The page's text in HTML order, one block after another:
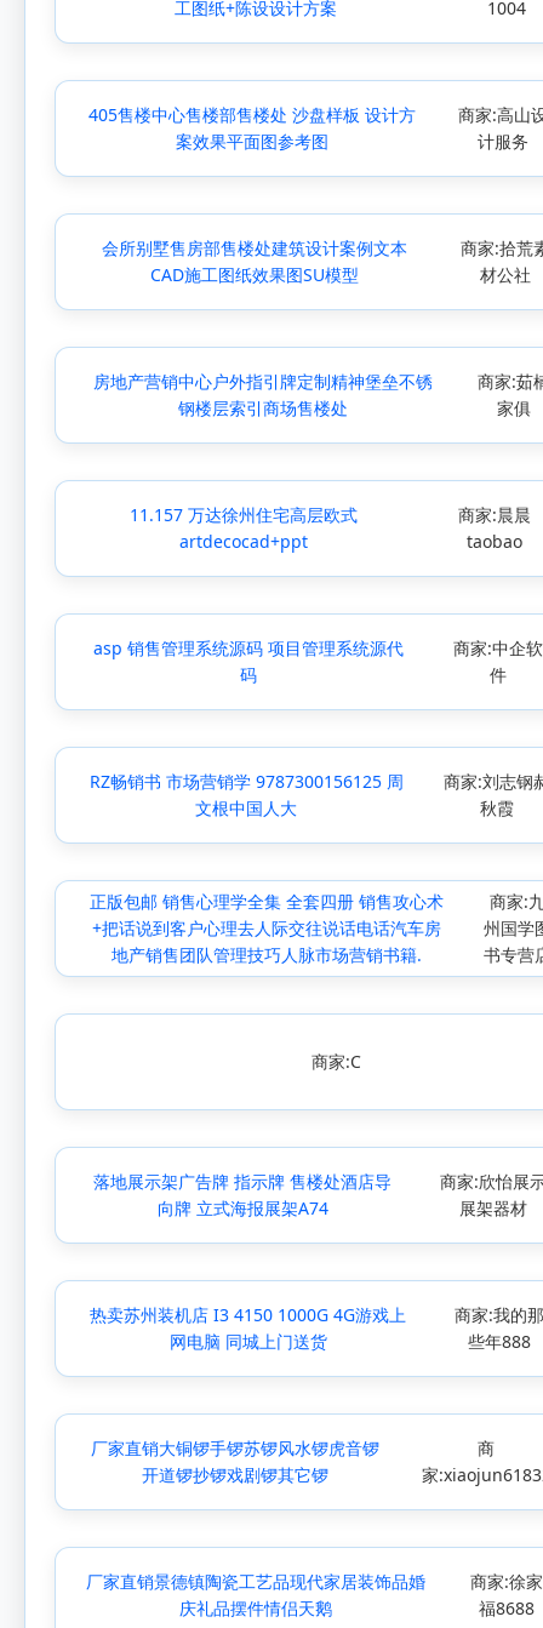
工图纸+陈设设计方案 1004
405售楼中心售楼部售楼处 沙盘样板 设计方
案效果平面图参考图
商家:高山
计服务
会所别墅售房部售楼处建筑设计案例文本
CAD施工图纸效果图SU模型
商家:拾荒
材公社
房地产营销中心户外指引牌定制精神堡垒不锈
钢楼层索引商场售楼处
商家:茹
家俱
11.157 万达徐州住宅高层欧式
artdecocad+ppt
商家:晨晨
taobao
asp 销售管理系统源码 项目管理系统源代
码
商家:中企软
件
RZ畅销书 市场营销学 9787300156125 周
文根中国人大
商家:刘志钢
秋霞
正版包邮 销售心理学全集 全套四册 销售攻心术
+把话说到客户心理去人际交往说话电话汽车房
地产销售团队管理技巧人脉市场营销书籍.
商家:
州国学
书专营
商家:С
落地展示架广告牌 指示牌 售楼处酒店导
向牌 立式海报展架A74
商家:欣怡展
展架器材
热卖苏州装机店 I3 4150 1000G 4G游戏上
网电脑 同城上门送货
商家:我的那
些年888
厂家直销大铜锣手锣苏锣风水锣虎音锣
开道锣抄锣戏剧锣其它锣
商
家
厂家直销景德镇陶瓷工艺品现代家居装饰品婚
庆礼品摆件情侣天鹅
商家:徐家
福8688